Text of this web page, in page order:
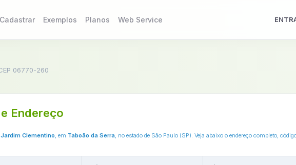
Cadastrar Exemplos Planos Web Service
06770-260
Endereço
Jardim Clementino, em Taboão da Serra, no estado de São Paulo (SP). Veja abaixo o endereço completo,